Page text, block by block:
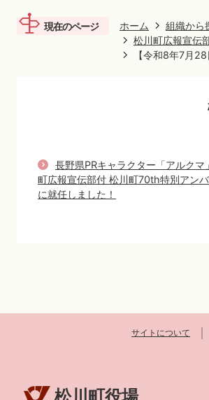
現在のページ ホーム 組織から
松川町広報宣伝
【令和8年7月
長野県PRキャラクター「アルクマ
町広報宣伝部付 松川町70th特別アン
に就任しました！
サイトについて
松川町役場